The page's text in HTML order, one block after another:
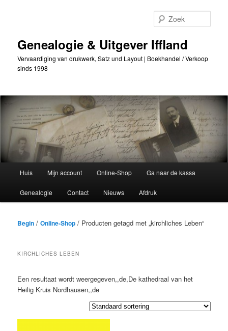
inhoudGenealogie & Uitgever Iffland
Vervaardiging van drukwerk, Satz und Layout | Boekhandel / Verkoop
sinds 1998
Huis Mijn account Online-Shop Ga naar de kassa
Genealogie Contact Nieuws Afdruk
Begin /Online-Shop / Producten getagd met „kirchliches Leben“
KIRCHLICHES LEBEN
Een resultaat wordt weergegeven,,de,De kathedraal van het
Heilig Kruis Nordhausen,,de